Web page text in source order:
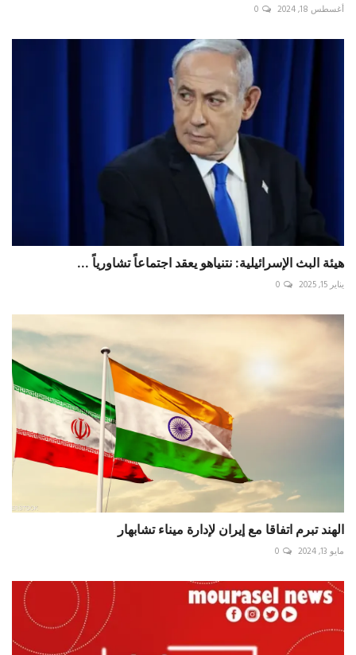
أغسطس 18, 2024 0
هيئة البث الإسرائيلية: ‎نتنياهو يعقد اجتماعاً تشاورياً ...
يناير 15, 2025 0
الهند تبرم اتفاقا مع إيران لإدارة ميناء تشابهار
مايو 13, 2024 0